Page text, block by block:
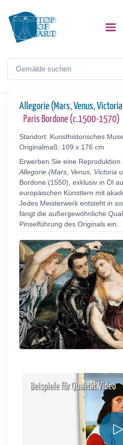
Allegorie (Mars, Venus,
Paris Bordone (c.1500-1570)
Standort: Kunsthistorisches
Originalmaß: 109 x 176 cm
Erwerben Sie eine
Allegorie (Mars, Venus, Victoria
Bordone (1550), exklusiv in Öl
europäischen Künstlern mit
Jedes Meisterwerk entsteht in
fängt die außergewöhnliche
Pinselführung des Originals ein.
Beispiele für Qualität Video